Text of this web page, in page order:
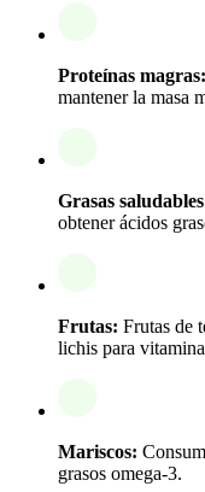
Proteínas magras:
mantener la masa
Grasas
obtener ácidos
Frutas: Frutas de
lichis para
Mariscos:
grasos omega-3.